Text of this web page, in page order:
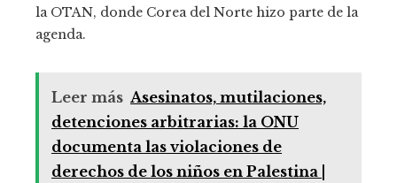
la OTAN, donde Corea del Norte hizo parte de la
agenda.
Leer más Asesinatos, mutilaciones,
detenciones arbitrarias: la ONU
documenta las violaciones de
derechos de los niños en Palestina |